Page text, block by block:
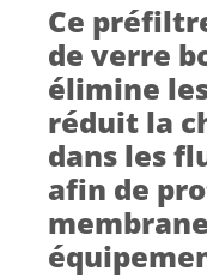
Ce
de verre
élimine
réduit la
dans les
afin de